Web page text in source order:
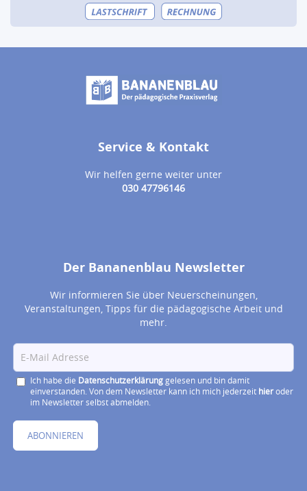
Service & Kontakt
Wir helfen gerne weiter unter
030 47796146
Der Bananenblau Newsletter
Wir informieren Sie über Neuerscheinungen,
Veranstaltungen, Tipps für die pädagogische Arbeit und
mehr.
Ich habe die Datenschutzerklärunggelesen und bin damit
einverstanden. Von dem Newsletter kann ich mich jederzeit hieroder
im Newsletter selbst abmelden.
ABONNIEREN